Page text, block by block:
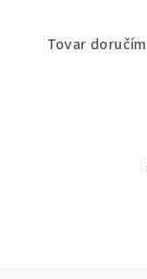
Tovar